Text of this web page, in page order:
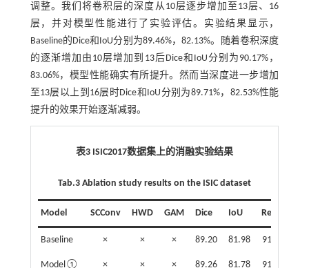
调整。我们将卷积层的深度从10层逐步增加至13层、16
层，并对模型性能进行了实验评估。实验结果显示，
Baseline的Dice和IoU分别为89.46%，82.13%。随着卷积深度
的逐渐增加由10层增加到13后Dice和IoU分别为90.17%，
83.06%，模型性能确实有所提升。然而当深度进一步增加
至13层以上到16层时Dice和IoU分别为89.71%，82.53%性能
提升的效果开始逐渐减弱。
表3 ISIC2017数据集上的消融实验结果
Tab.3 Ablation study results on the ISIC dataset
Model SCConv HWD GAM Dice IoU Recall
Baseline × × × 89.20 81.98 91.24
Model① × × × 89.26 81.78 91.96